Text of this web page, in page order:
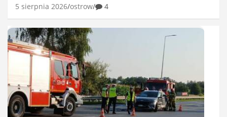
5 sierpnia 2026 ostrow 4